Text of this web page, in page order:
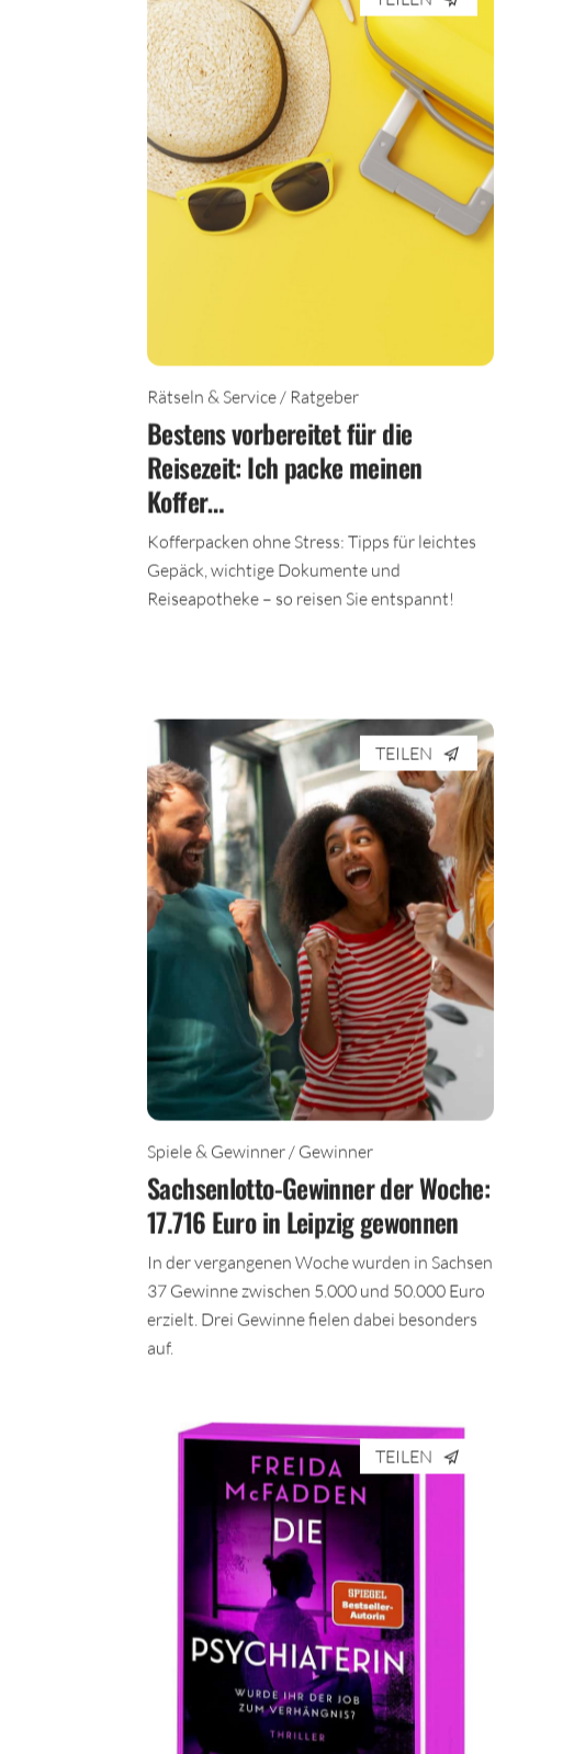
TEILEN
Rätseln & Service / Ratgeber
Bestens vorbereitet für die
Reisezeit: Ich packe meinen
Koffer…
Kofferpacken ohne Stress: Tipps für leichtes
Gepäck, wichtige Dokumente und
Reiseapotheke – so reisen Sie entspannt!
TEILEN
Spiele & Gewinner / Gewinner
Sachsenlotto-Gewinner der Woche:
17.716 Euro in Leipzig gewonnen
In der vergangenen Woche wurden in Sachsen
37 Gewinne zwischen 5.000 und 50.000 Euro
erzielt. Drei Gewinne fielen dabei besonders
auf.
TEILEN